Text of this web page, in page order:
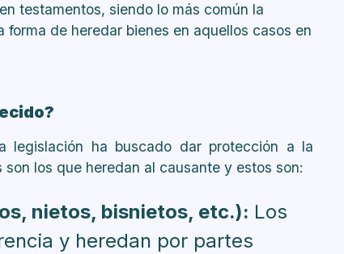
testamentos, siendo lo más común la
forma de heredar bienes en aquellos casos en
legislación ha buscado dar protección a la
los que heredan al causante y estos son:
nietos, bisnietos, etc.): Los
y heredan por partes